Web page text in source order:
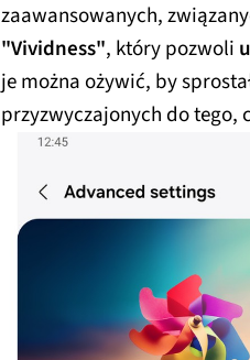
zaawansowanych,
"Vividness", który pozwoli
je można ożywić, by
przyzwyczajonych do tego,